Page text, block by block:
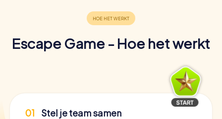
Escape Game - Hoe het werkt
01 Stel je team samen